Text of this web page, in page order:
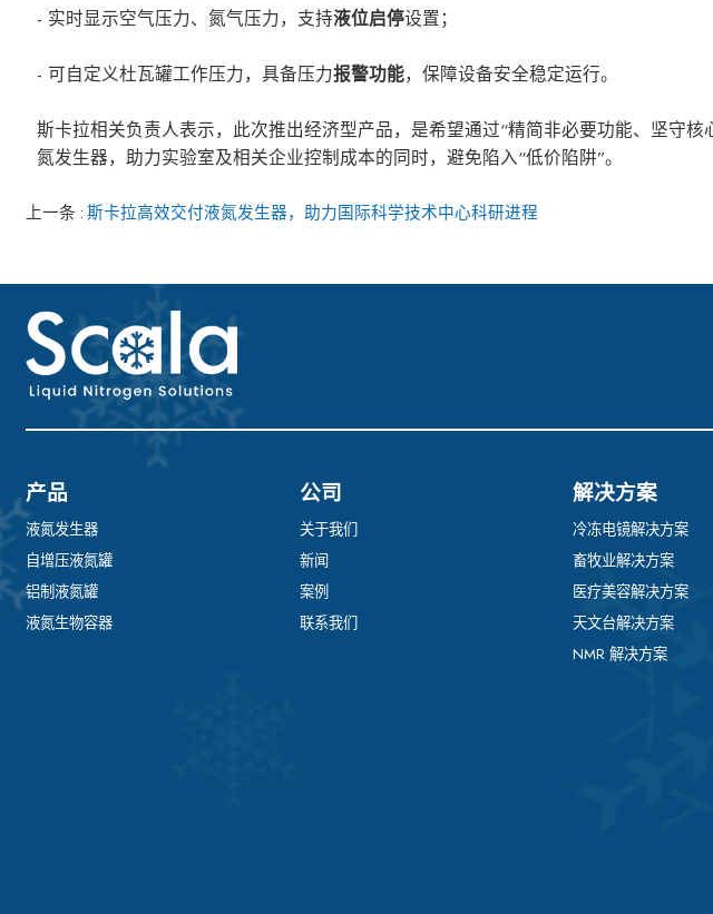
- 实时显示空气压力、氮气压力，支持液位启停设置；
- 可自定义杜瓦罐工作压力，具备压力报警功能，保障设备安全稳定运行。
斯卡拉相关负责人表示，此次推出经济型产品，是希望通过“精简非必要功能、坚守
氮发生器，助力实验室及相关企业控制成本的同时，避免陷入“低价陷阱”。
上一条 斯卡拉高效交付液氮发生器，助力国际科学技术中心科研进程
产品
液氮发生器
自增压液氮罐
铝制液氮罐
液氮生物容器
公司
关于我们
新闻
案例
联系我们
解决方案
冷冻电镜解决方案
畜牧业解决方案
医疗美容解决方案
天文台解决方案
NMR 解决方案